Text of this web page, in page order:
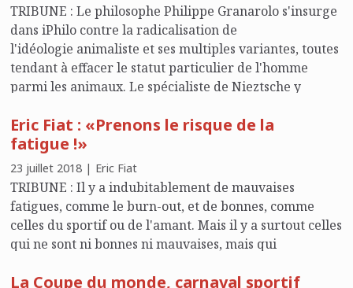
TRIBUNE : Le philosophe Philippe Granarolo s'insurge
dans iPhilo contre la radicalisation de
l'idéologie animaliste et ses multiples variantes, toutes
tendant à effacer le statut particulier de l'homme
parmi les animaux. Le spécialiste de Nieztsche y
ont fait tant de ravages au cours du XXe siècle.
Eric Fiat : «Prenons le risque de la
fatigue !»
23 juillet 2018 | Eric Fiat
TRIBUNE : Il y a indubitablement de mauvaises
fatigues, comme le burn-out, et de bonnes, comme
celles du sportif ou de l'amant. Mais il y a surtout celles
qui ne sont ni bonnes ni mauvaises, mais qui
attestation de l’effort que nous faisons pour accomplir
La Coupe du monde, carnaval sportif